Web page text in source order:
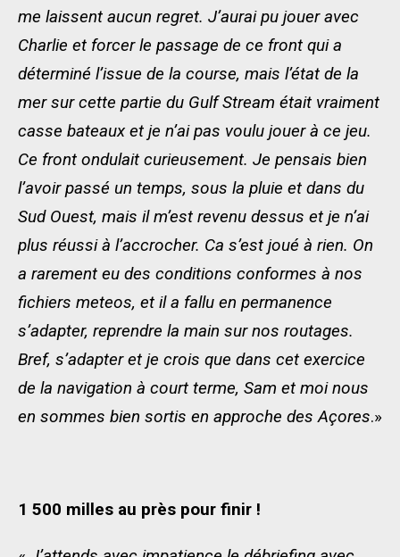
me laissent aucun regret. J’aurai pu jouer avec
Charlie et forcer le passage de ce front qui a
déterminé l’issue de la course, mais l’état de la
mer sur cette partie du Gulf Stream était vraiment
casse bateaux et je n’ai pas voulu jouer à ce jeu.
Ce front ondulait curieusement. Je pensais bien
l’avoir passé un temps, sous la pluie et dans du
Sud Ouest, mais il m’est revenu dessus et je n’ai
plus réussi à l’accrocher. Ca s’est joué à rien. On
a rarement eu des conditions conformes à nos
fichiers meteos, et il a fallu en permanence
s’adapter, reprendre la main sur nos routages.
Bref, s’adapter et je crois que dans cet exercice
de la navigation à court terme, Sam et moi nous
en sommes bien sortis en approche des Açores.»
1 500 milles au près pour finir !